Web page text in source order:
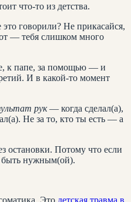
что-то из детства.
говорили? Не прикасайся,
— тебя слишком много
к папе, за помощью — и
И в какой-то момент
рук— когда сделал(а),
Не за то, кто ты есть — а
остановки. Потому что если
быть нужным(ой).
Это детская травма в